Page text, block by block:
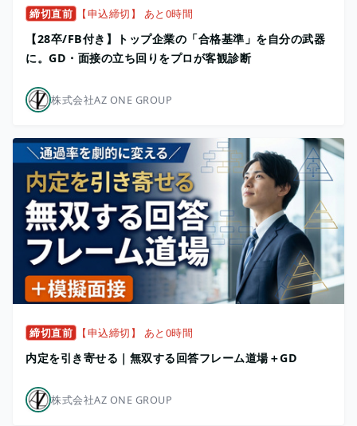
締切直前 【申込締切】 あと0時間
【28卒/FB付き】トップ企業の「合格基準」を自分の武器
に。GD・面接の立ち回りをプロが客観診断
株式会社AZ ONE GROUP
締切直前 【申込締切】 あと0時間
内定を引き寄せる｜無双する回答フレーム道場＋GD
株式会社AZ ONE GROUP